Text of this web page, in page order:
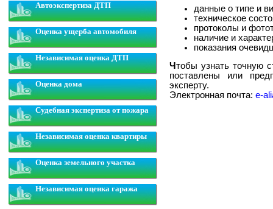
Автоэкспертиза ДТП
Оценка ущерба автомобиля
Независимая оценка ДТП
Оценка дома
Судебная экспертиза от пожара
Независимая оценка квартиры
Оценка земельного участка
Независимая оценка гаража
данные о типе и
техническое
протоколы и
наличие и
показания
Чтобы узнать точную
поставлены или
эксперту.
Электронная почта: e-